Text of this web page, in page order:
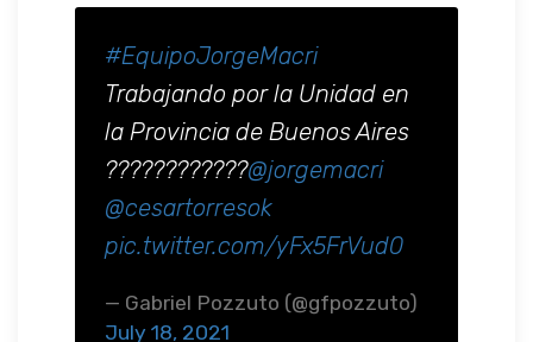
#EquipoJorgeMacri
Trabajando por la Unidad en
la Provincia de Buenos Aires
????????????@jorgemacri
@cesartorresok
pic.twitter.com/yFx5FrVud0
— Gabriel Pozzuto (@gfpozzuto)
July 18, 2021